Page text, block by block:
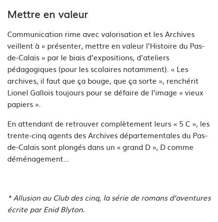
Mettre en valeur
Communication rime avec valorisation et les Archives
veillent à « présenter, mettre en valeur l’Histoire du Pas-
de-Calais » par le biais d’expositions, d’ateliers
pédagogiques (pour les scolaires notamment). « Les
archives, il faut que ça bouge, que ça sorte », renchérit
Lionel Gallois toujours pour se défaire de l’image « vieux
papiers ».
En attendant de retrouver complètement leurs « 5 C », les
trente-cinq agents des Archives départementales du Pas-
de-Calais sont plongés dans un « grand D », D comme
déménagement...
* Allusion au Club des cinq, la série de romans d’aventures
écrite par Enid Blyton.